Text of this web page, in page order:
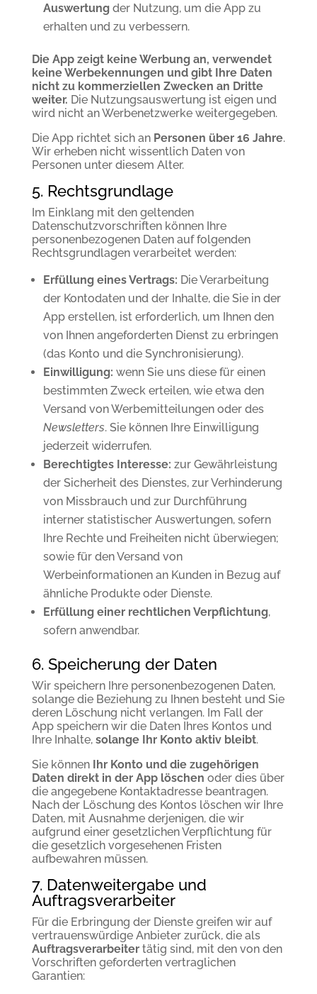
Auswertungder Nutzung, um die App zu
erhalten und zu verbessern.
Die App zeigt keine Werbung an, verwendet
keine Werbekennungen und gibt Ihre Daten
nicht zu kommerziellen Zwecken an Dritte
weiter. Die Nutzungsauswertung ist eigen und
wird nicht an Werbenetzwerke weitergegeben.
Die App richtet sich an Personen über 16 Jahre.
Wir erheben nicht wissentlich Daten von
Personen unter diesem Alter.
5. Rechtsgrundlage
Im Einklang mit den geltenden
Datenschutzvorschriften können Ihre
personenbezogenen Daten auf folgenden
Rechtsgrundlagen verarbeitet werden:
Erfüllung eines Vertrags: Die Verarbeitung
der Kontodaten und der Inhalte, die Sie in der
App erstellen, ist erforderlich, um Ihnen den
von Ihnen angeforderten Dienst zu erbringen
(das Konto und die Synchronisierung).
Einwilligung: wenn Sie uns diese für einen
bestimmten Zweck erteilen, wie etwa den
Versand von Werbemitteilungen oder des
Newsletters. Sie können Ihre Einwilligung
jederzeit widerrufen.
Berechtigtes Interesse: zur Gewährleistung
der Sicherheit des Dienstes, zur Verhinderung
von Missbrauch und zur Durchführung
interner statistischer Auswertungen, sofern
Ihre Rechte und Freiheiten nicht überwiegen;
sowie für den Versand von
Werbeinformationen an Kunden in Bezug auf
ähnliche Produkte oder Dienste.
Erfüllung einer rechtlichen Verpflichtung,
sofern anwendbar.
6. Speicherung der Daten
Wir speichern Ihre personenbezogenen Daten,
solange die Beziehung zu Ihnen besteht und Sie
deren Löschung nicht verlangen. Im Fall der
App speichern wir die Daten Ihres Kontos und
Ihre Inhalte, solange Ihr Konto aktiv bleibt.
Sie können Ihr Konto und die zugehörigen
Daten direkt in der App löschen oder dies über
die angegebene Kontaktadresse beantragen.
Nach der Löschung des Kontos löschen wir Ihre
Daten, mit Ausnahme derjenigen, die wir
aufgrund einer gesetzlichen Verpflichtung für
die gesetzlich vorgesehenen Fristen
aufbewahren müssen.
7. Datenweitergabe und
Auftragsverarbeiter
Für die Erbringung der Dienste greifen wir auf
vertrauenswürdige Anbieter zurück, die als
Auftragsverarbeitertätig sind, mit den von den
Vorschriften geforderten vertraglichen
Garantien: